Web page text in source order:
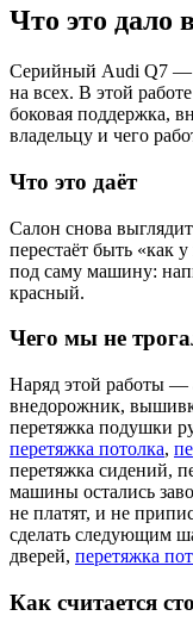
Что это дало
Серийный Audi Q7 —
на всех. В этой
боковая поддержка,
владельцу и чего
Что это даёт
Салон снова
перестаёт быть «как
под саму машину:
красный.
Чего мы не
Наряд этой работы —
внедорожник,
перетяжка подушки
перетяжка потолка,
перетяжка сидений,
машины остались
не платят, и не
сделать следующим
дверей, перетяжка
Как считается